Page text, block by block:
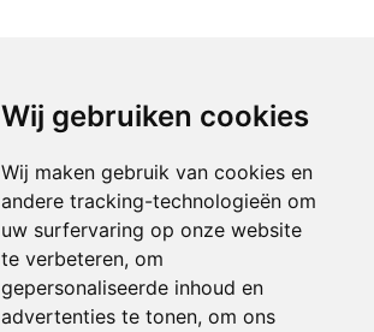
Wij gebruiken cookies
Wij maken gebruik van cookies en
andere tracking-technologieën om
uw surfervaring op onze website
te verbeteren, om
gepersonaliseerde inhoud en
advertenties te tonen, om ons